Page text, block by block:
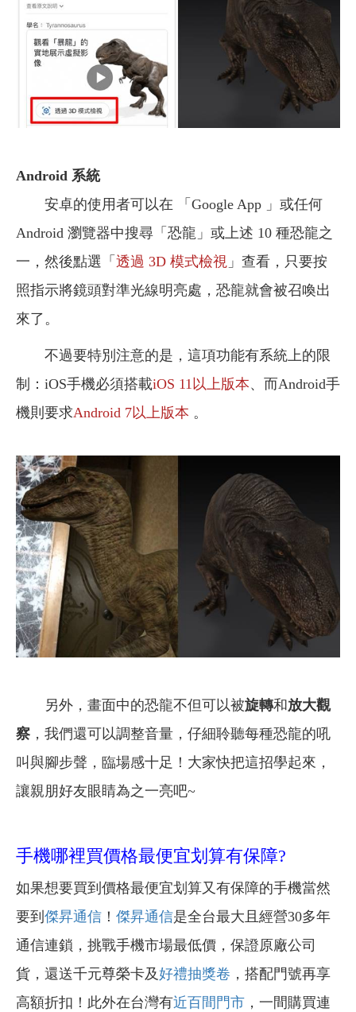
Android 系統
安卓的使用者可以在 「Google App 」或任何
Android 瀏覽器中搜尋「恐龍」或上述 10 種恐龍之
一，然後點選「 透過 3D 模式檢視 」查看，只要按
照指示將鏡頭對準光線明亮處，恐龍就會被召喚出
來了。
不過要特別注意的是，這項功能有系統上的限
制：iOS手機必須搭載iOS 11以上版本、而Android手
機則要求Android 7以上版本 。
另外，畫面中的恐龍不但可以被旋轉和放大觀
察 ，我們還可以調整音量，仔細聆聽每種恐龍的吼
叫與腳步聲，臨場感十足！大家快把這招學起來，
讓親朋好友眼睛為之一亮吧~
手機哪裡買價格最便宜划算有保障?
如果想要買到價格最便宜划算又有保障的手機當然
要到 傑昇通信 ！ 傑昇通信是全台最大且經營30多年
通信連鎖，挑戰手機市場最低價，保證原廠公司
貨，還送千元尊榮卡及好禮抽獎卷 ，搭配門號再享
高額折扣！此外在台灣有近百間門市 ，一間購買連